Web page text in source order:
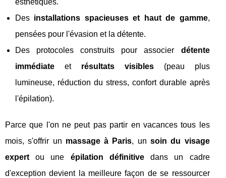
esthétiques.
Des installations spacieuses et haut de gamme,
pensées pour l'évasion et la détente.
Des protocoles construits pour associer détente
immédiate et résultats visibles(peau plus
lumineuse, réduction du stress, confort durable après
l'épilation).
Parce que l'on ne peut pas partir en vacances tous les
mois, s'offrir un massage à Paris, unsoin du visage
expert ou une épilation définitivedans un cadre
d'exception devient la meilleure façon de se ressourcer